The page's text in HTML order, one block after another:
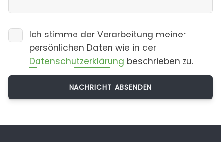
Ich stimme der Verarbeitung meiner
persönlichen Daten wie in der
Datenschutzerklärung beschrieben zu.